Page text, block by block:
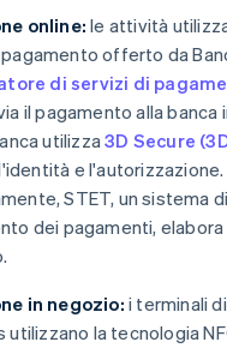
online:le attività
offerto da
di servizi di
il pagamento alla banca
utilizza3D Secure
e l'autorizzazione.
STET, un sistema
dei pagamenti, elabora
in negozio: i terminali
la tecnologia